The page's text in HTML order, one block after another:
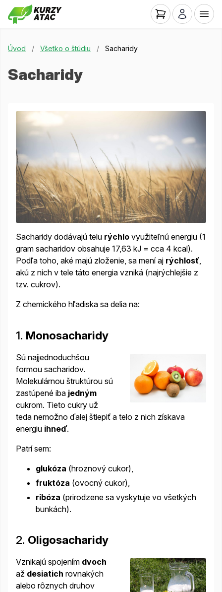
Úvod / Všetko o štúdiu / Sacharidy
Sacharidy
Sacharidy dodávajú telu rýchlo využiteľnú energiu (1
gram sacharidov obsahuje 17,63 kJ = cca 4 kcal).
Podľa toho, aké majú zloženie, sa mení aj rýchlosť,
akú z nich v tele táto energia vzniká (najrýchlejšie z
tzv. cukrov).
Z chemického hľadiska sa delia na:
1. Monosacharidy
Sú najjednoduchšou
formou sacharidov.
Molekulárnou štruktúrou sú
zastúpené iba jedným
cukrom. Tieto cukry už
teda nemožno ďalej štiepiť a telo z nich získava
energiu ihneď.
Patrí sem:
glukóza (hroznový cukor),
fruktóza (ovocný cukor),
ribóza (prirodzene sa vyskytuje vo všetkých
bunkách).
2. Oligosacharidy
Vznikajú spojením dvoch
až desiatich rovnakých
alebo rôznych druhov